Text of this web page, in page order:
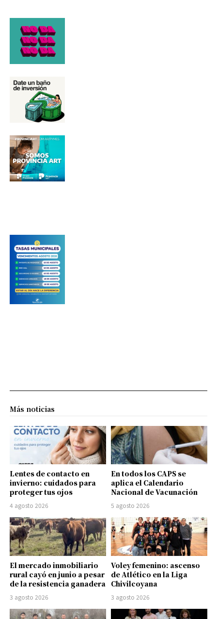
Más noticias
Lentes de contacto en
invierno: cuidados para
proteger tus ojos
4 agosto 2026
En todos los CAPS se
aplica el Calendario
Nacional de Vacunación
5 agosto 2026
El mercado inmobiliario
rural cayó en junio a pesar
de la resistencia ganadera
3 agosto 2026
Voley femenino: ascenso
de Atlético en la Liga
Chivilcoyana
3 agosto 2026